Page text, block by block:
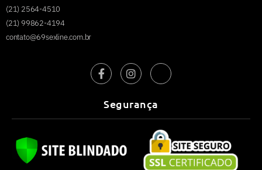
(21) 2564-4510
(21) 99862-4194
contato@69sexline.com.br
Segurança